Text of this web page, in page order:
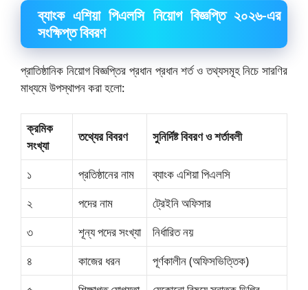
ব্যাংক এশিয়া পিএলসি নিয়োগ বিজ্ঞপ্তি ২০২৬-এর
সংক্ষিপ্ত বিবরণ
প্রাতিষ্ঠানিক নিয়োগ বিজ্ঞপ্তির প্রধান প্রধান শর্ত ও তথ্যসমূহ নিচে সারণির
মাধ্যমে উপস্থাপন করা হলো:
ক্রমিক
সংখ্যা
তথ্যের বিবরণ সুনির্দিষ্ট বিবরণ ও শর্তাবলী
১ প্রতিষ্ঠানের নাম
ব্যাংক এশিয়া পিএলসি
২
পদের নাম
ট্রেইনি অফিসার
৩
শূন্য পদের সংখ্যা
নির্ধারিত নয়
৪
কাজের ধরন
পূর্ণকালীন (অফিসভিত্তিক)